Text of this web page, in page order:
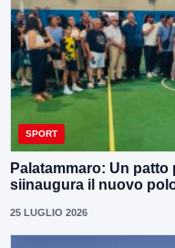
SPORT
Palatammaro: Un
siinaugura il nuovo
25 LUGLIO 2026